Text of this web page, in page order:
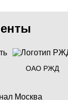
ОАО РЖД